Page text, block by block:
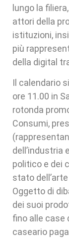
lungo la
attori della
istituzioni,
più
della digital
Il calendario
ore 11.00 in
rotonda
Consumi,
dell’industria
politico e dei
stato
Oggetto di
dei suoi
fino alle case
caseario